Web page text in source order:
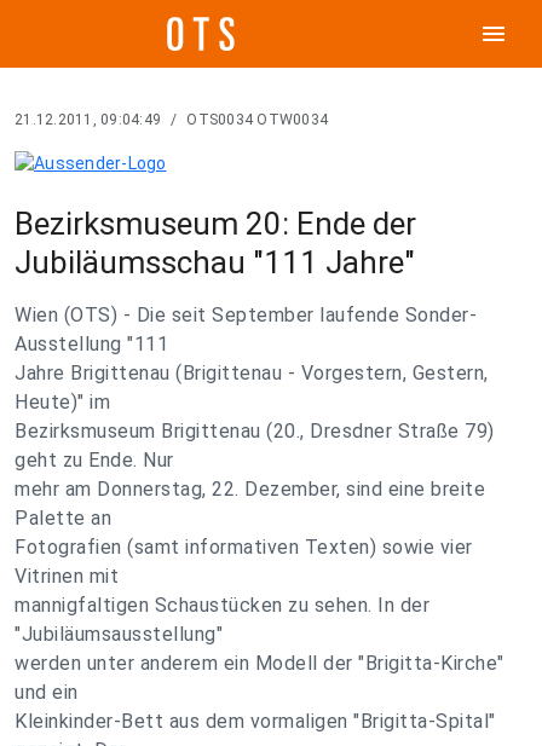
menu
21.12.2011, 09:04:49 / OTS0034 OTW0034
Bezirksmuseum 20: Ende der
Jubiläumsschau "111 Jahre"
Wien (OTS) - Die seit September laufende Sonder-
Ausstellung "111
Jahre Brigittenau (Brigittenau - Vorgestern, Gestern,
Heute)" im
Bezirksmuseum Brigittenau (20., Dresdner Straße 79)
geht zu Ende. Nur
mehr am Donnerstag, 22. Dezember, sind eine breite
Palette an
Fotografien (samt informativen Texten) sowie vier
Vitrinen mit
mannigfaltigen Schaustücken zu sehen. In der
"Jubiläumsausstellung"
werden unter anderem ein Modell der "Brigitta-Kirche"
und ein
Kleinkinder-Bett aus dem vormaligen "Brigitta-Spital"